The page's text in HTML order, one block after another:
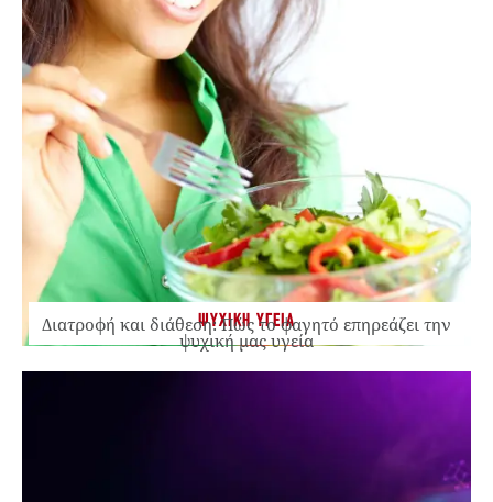
ΨΥΧΙΚΗ ΥΓΕΙΑ
Διατροφή και διάθεση: Πώς το φαγητό επηρεάζει την
ψυχική μας υγεία